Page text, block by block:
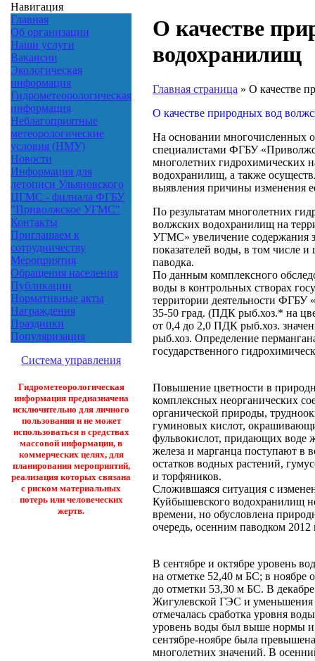
Навигация
Главная
Об организации
Наши услуги
Вакансии
Экологическая
информация
Гидрометеорологическая
информация
Неблагоприятные
метеорологические
условия (НМУ)
Новости
Информация для
летописи Ульяновского
ЦГМС - филиала ФГБУ
"Приволжское УГМС"
Контакты
Приглашаем к
сотрудничеству
Мероприятия
Обращения населения
Публикации
Нормативные акты
Награждения
Праздники
Популяризация
Система управления
Гидрометеорологическая
информация предназначена
исключительно для личного
пользования и не может
использоваться в средствах
массовой информации, в
коммерческих целях, для
планирования мероприятий,
реализация которых связана
с риском материальных
потерь или человеческих
жертв.
О качестве
водохранилищ
Главная страница » О качестве
О качестве природных вод
На основании многочисленных
специалистами ФГБУ
многолетних гидрохимических
водохранилищ, а также
выявления причины изменения
По результатам многолетних
волжских водохранилищ на
УГМС» увеличение содержания
показателей воды, в том числе и
паводка.
По данным комплексного
воды в контрольных створах
территории деятельности
35-50 град. (ПДК рыб.хоз.* на
от 0,4 до 2,0 ПДК рыб.хоз.
рыб.хоз. Определение
государственного
Повышение цветности в
комплексных неорганических
органической природы,
гуминовых кислот,
фульвокислот, придающих воде
железа и марганца поступают в
остатков водных растений,
и торфяников.
Сложившаяся ситуация с
Куйбышевского водохранилищ
времени, но обусловлена
очередь, осенним паводком 2012
В сентябре и октябре уровень
на отметке 52,40 м БС; в ноябре
до отметки 53,30 м БС. В
Жигулевской ГЭС и
отмечалась сработка уровня
уровень воды был выше нормы и
сентябре-ноябре была
многолетних значений. В